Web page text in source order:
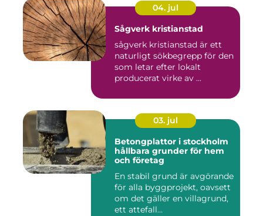
04. jul
Sågverk kristianstad
sågverk kristianstad är ett
naturligt sökbegrepp för den
som letar efter lokalt
producerat virke av ...
03. jul
Betongplattor i stockholm
hållbara grunder för hem
och företag
En stabil grund är avgörande
för alla byggprojekt, oavsett
om det gäller en villagrund,
ett attefall...